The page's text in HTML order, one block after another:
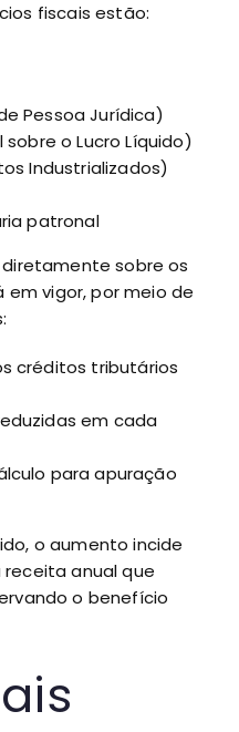
fiscais estão:
Pessoa Jurídica)
sobre o Lucro Líquido)
Industrializados)
patronal
diretamente sobre os
em vigor, por meio de
créditos tributários
em cada
para apuração
o aumento incide
anual que
o benefício